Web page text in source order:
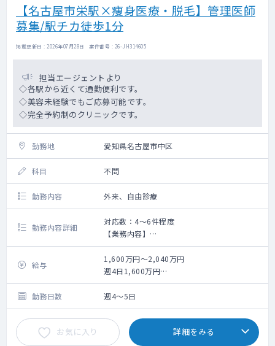
【名古屋市栄駅×痩身医療・脱毛】管理医師
募集/駅チカ徒歩1分
掲載更新日 : 2026年07月28日 案件番号 : 26-JH314605
担当エージェントより
◇各駅から近くて通勤便利です。
◇美容未経験でもご応募可能です。
◇完全予約制のクリニックです。
勤務地 愛知県名古屋市中区
科目 不問
勤務内容 外来、自由診療
勤務内容詳細
対応数：4～6件程度
【業務内容】
痩身医療の問診
給与
1,600万円～2,040万円
週4日1,600万円
週5日2,040万円
※いずれも管理医師手当を含む
勤務日数 週4～5日
お気に入り 詳細をみる